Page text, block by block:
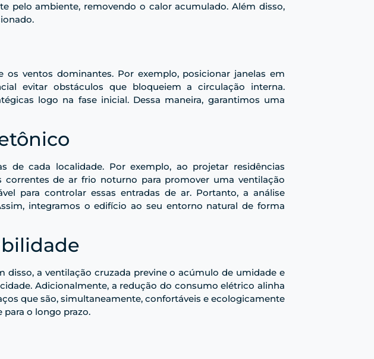
pelo ambiente, removendo o calor acumulado. Além disso,
ventos dominantes. Por exemplo, posicionar janelas em
evitar obstáculos que bloqueiem a circulação interna.
logo na fase inicial. Dessa maneira, garantimos uma
cada localidade. Por exemplo, ao projetar residências
correntes de ar frio noturno para promover uma ventilação
para controlar essas entradas de ar. Portanto, a análise
integramos o edifício ao seu entorno natural de forma
a ventilação cruzada previne o acúmulo de umidade e
Adicionalmente, a redução do consumo elétrico alinha
que são, simultaneamente, confortáveis e ecologicamente
o longo prazo.